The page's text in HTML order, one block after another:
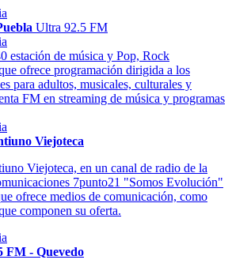
Ultra 92.5 FM
estación de música y Pop, Rock
ofrece programación dirigida a los
para adultos, musicales, culturales y
FM en streaming de música y programas
Viejoteca
Viejoteca, en un canal de radio de la
7punto21 "Somos Evolución"
ofrece medios de comunicación, como
componen su oferta.
FM - Quevedo